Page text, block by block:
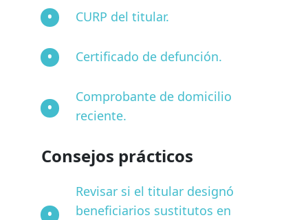
CURP del titular.
Certificado de defunción.
Comprobante de domicilio
reciente.
Consejos prácticos
Revisar si el titular designó
beneficiarios sustitutos en